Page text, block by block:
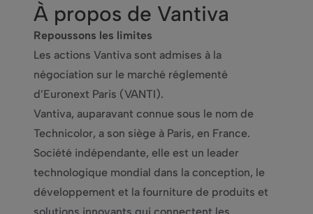
À propos de Vantiva
Repoussons les limites
Les actions Vantiva sont admises à la
négociation sur le marché réglementé
d’Euronext Paris (VANTI).
Vantiva, auparavant connue sous le nom de
Technicolor, a son siège à Paris, en France.
Société indépendante, elle est un leader
technologique mondial dans la conception, le
développement et la fourniture de produits et